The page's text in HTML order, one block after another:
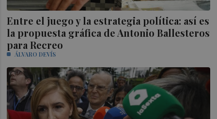
Entre el juego y la estrategia política: así es
la propuesta gráfica de Antonio Ballesteros
para Recreo
ÁLVARO DEVÍS